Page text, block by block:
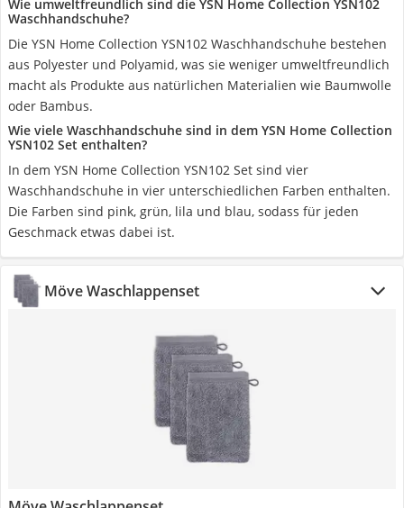
Wie umweltfreundlich sind die YSN Home Collection YSN102
Waschhandschuhe?
Die YSN Home Collection YSN102 Waschhandschuhe bestehen
aus Polyester und Polyamid, was sie weniger umweltfreundlich
macht als Produkte aus natürlichen Materialien wie Baumwolle
oder Bambus.
Wie viele Waschhandschuhe sind in dem YSN Home Collection
YSN102 Set enthalten?
In dem YSN Home Collection YSN102 Set sind vier
Waschhandschuhe in vier unterschiedlichen Farben enthalten.
Die Farben sind pink, grün, lila und blau, sodass für jeden
Geschmack etwas dabei ist.
Möve Waschlappenset